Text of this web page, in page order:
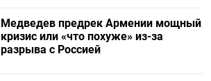
Медведев предрек Армении мощный
кризис или «что похуже» из-за
разрыва с Россией